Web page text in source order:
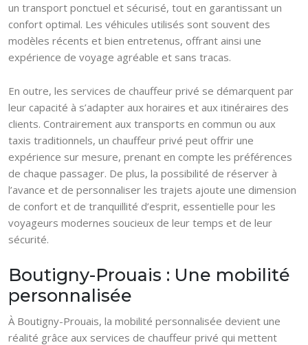
un transport ponctuel et sécurisé, tout en garantissant un
confort optimal. Les véhicules utilisés sont souvent des
modèles récents et bien entretenus, offrant ainsi une
expérience de voyage agréable et sans tracas.
En outre, les services de chauffeur privé se démarquent par
leur capacité à s’adapter aux horaires et aux itinéraires des
clients. Contrairement aux transports en commun ou aux
taxis traditionnels, un chauffeur privé peut offrir une
expérience sur mesure, prenant en compte les préférences
de chaque passager. De plus, la possibilité de réserver à
l’avance et de personnaliser les trajets ajoute une dimension
de confort et de tranquillité d’esprit, essentielle pour les
voyageurs modernes soucieux de leur temps et de leur
sécurité.
Boutigny-Prouais : Une mobilité
personnalisée
À Boutigny-Prouais, la mobilité personnalisée devient une
réalité grâce aux services de chauffeur privé qui mettent